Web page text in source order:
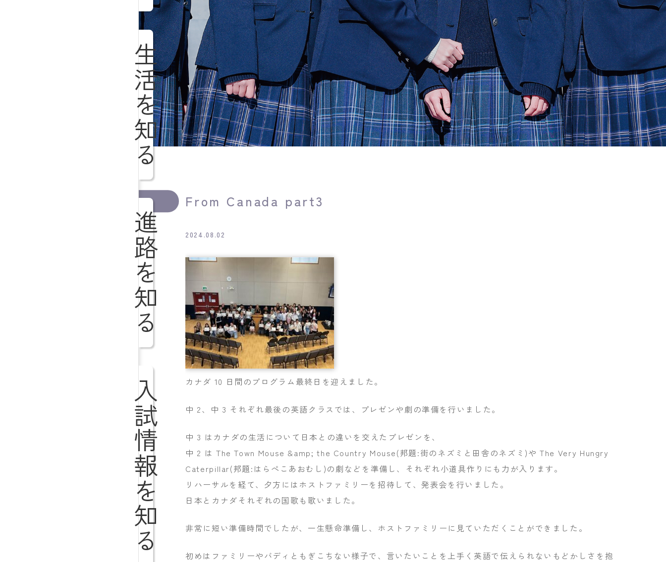
生活を知る
進路を知る
入試情報を知る
From Canada part3
2024.08.02
カナダ 10 日間のプログラム最終日を迎えました。
中 2、中 3 それぞれ最後の英語クラスでは、プレゼンや劇の準備を行いました。
中 3 はカナダの生活について日本との違いを交えたプレゼンを、
中 2 は The Town Mouse &amp; the Country Mouse(邦題:街のネズミと田舎のネズミ)や The Very Hungry
Caterpillar(邦題:はらぺこあおむし)の劇などを準備し、それぞれ小道具作りにも力が入ります。
リハーサルを経て、夕方にはホストファミリーを招待して、発表会を行いました。
日本とカナダそれぞれの国歌も歌いました。
非常に短い準備時間でしたが、一生懸命準備し、ホストファミリーに見ていただくことができました。
初めはファミリーやバディともぎこちない様子で、言いたいことを上手く英語で伝えられないもどかしさを抱